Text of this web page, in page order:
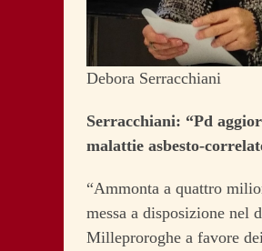
Debora Serracchiani
Serracchiani: “Pd
malattie asbesto-
“Ammonta a quattro
messa a disposizione nel
Milleproroghe a favore